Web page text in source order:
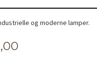
og moderne lamper.